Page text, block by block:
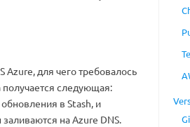
для чего требовалось
следующая:
в Stash, и
на Azure DNS.